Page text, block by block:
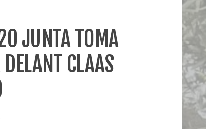
JUNTA TOMA
DELANT CLAAS